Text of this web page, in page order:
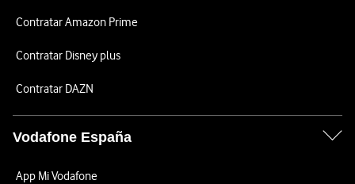
Contratar Amazon Prime
Contratar Disney plus
Contratar DAZN
Vodafone España
App Mi Vodafone